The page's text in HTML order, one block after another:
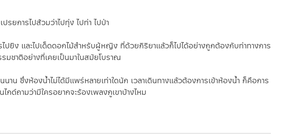
ยการไปส้วมว่าไปทุ่ง ไปท่า ไปป่า
ปยิง และไปเด็ดดอกไม้สำหรับผู้หญิง ที่ด้วยกิริยาแล้วก็ไปได้อย่างถูกต้องกับท่าทางการ
มชาติอย่างที่เคยเป็นมาในสมัยโบราณ
าน ซึ่งห้องน้ำไม่ได้มีแพร่หลายเท่าใดนัก เวลาเดินทางแล้วต้องการเข้าห้องน้ำ ก็คือการ
ด์ถามว่ามีใครอยากจะร้องเพลงภูเขาบ้างไหม